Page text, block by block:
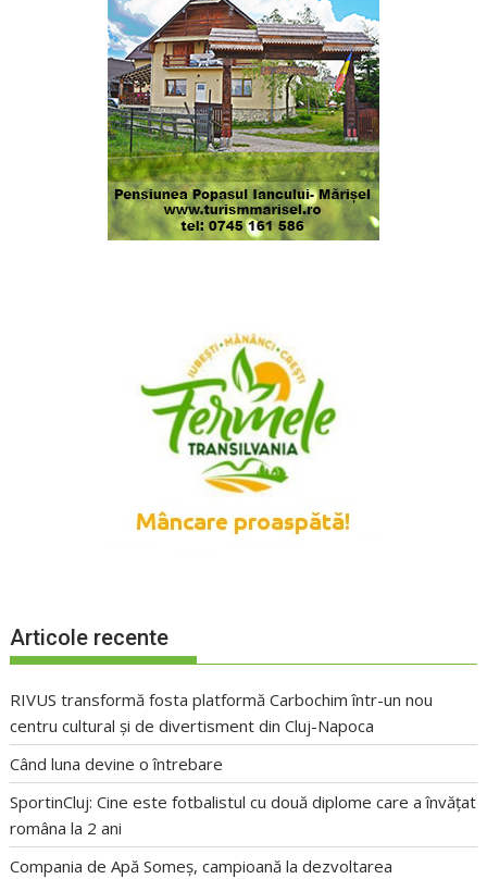
Articole recente
RIVUS transformă fosta platformă Carbochim într-un nou
centru cultural și de divertisment din Cluj-Napoca
Când luna devine o întrebare
SportinCluj: Cine este fotbalistul cu două diplome care a învățat
româna la 2 ani
Compania de Apă Someș, campioană la dezvoltarea